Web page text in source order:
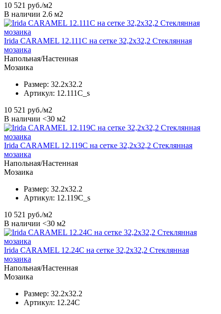
10 521 руб./м2
В наличии 2.6 м2
Irida CARAMEL 12.111C на сетке 32,2x32,2 Стеклянная
мозаика
Напольная/Настенная
Мозаика
Размер: 32.2x32.2
Артикул: 12.111C_s
10 521 руб./м2
В наличии <30 м2
Irida CARAMEL 12.119C на сетке 32,2x32,2 Стеклянная
мозаика
Напольная/Настенная
Мозаика
Размер: 32.2x32.2
Артикул: 12.119C_s
10 521 руб./м2
В наличии <30 м2
Irida CARAMEL 12.24C на сетке 32,2x32,2 Стеклянная
мозаика
Напольная/Настенная
Мозаика
Размер: 32.2x32.2
Артикул: 12.24C